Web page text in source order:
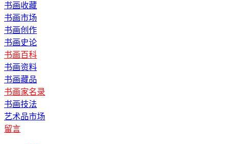
书画收藏
书画市场
书画创作
书画史论
书画百科
书画资料
书画藏品
书画家名录
书画技法
艺术品市场
留言